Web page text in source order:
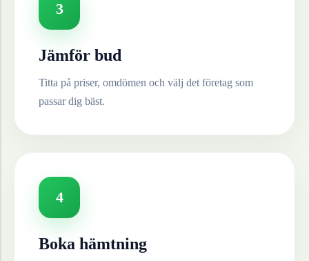
3
Jämför bud
Titta på priser, omdömen och välj det företag som
passar dig bäst.
4
Boka hämtning